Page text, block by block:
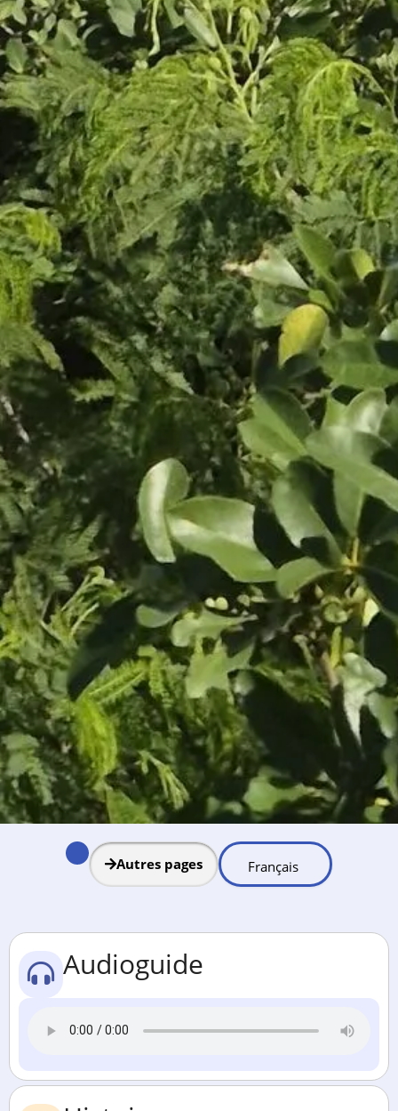
Autres pages
Audioguide